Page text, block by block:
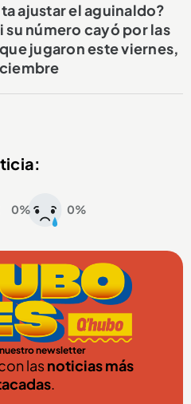
ajustar el aguinaldo?
su número cayó por las
jugaron este viernes,
0% 0%
newsletter
lasnoticias más
.